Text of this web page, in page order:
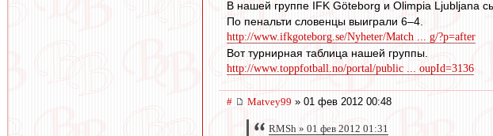
В нашей группе IFK Göteborg и Olimpia Ljubljana
По пенальти словенцы выиграли 6–4.
http://www.ifkgoteborg.se/Nyheter/Match ... g/?p=after
Вот турнирная таблица нашей группы.
http://www.toppfotball.no/portal/public ... oupId=3136
# Matvey99 » 01 фев 2012 00:48
RMSh » 01 фев 2012 01:31